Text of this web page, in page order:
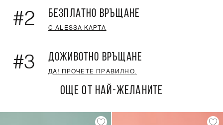
#2 БЕЗПЛАТНО ВРЪЩАНЕ
С ALESSA КАРТА
#3 ДОЖИВОТНО ВРЪЩАНЕ
ДА! ПРОЧЕТЕ ПРАВИЛНО.
ОЩЕ ОТ НАЙ-ЖЕЛАНИТЕ